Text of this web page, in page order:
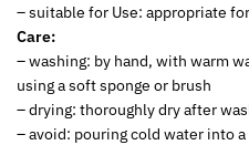
– suitable for Use: appropriate
Care:
– washing: by hand, with warm
using a soft sponge or brush
– drying: thoroughly dry after
– avoid: pouring cold water into